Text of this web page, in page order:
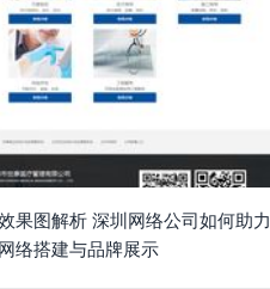
果图解析 深圳网络公司如何助力
络搭建与品牌展示